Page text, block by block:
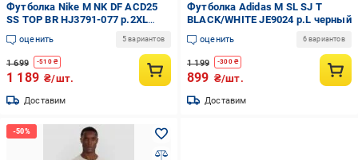
Футболка Nike M NK DF ACD25
SS TOP BR HJ3791-077 р.2XL
серый
оценить 5 вариантов
1 699 -510₴
1 189 ₴/шт.
Доставим
Футболка Adidas M SL SJ T
BLACK/WHITE JE9024 р.L черный
оценить 6 вариантов
1 199 -300₴
899 ₴/шт.
Доставим